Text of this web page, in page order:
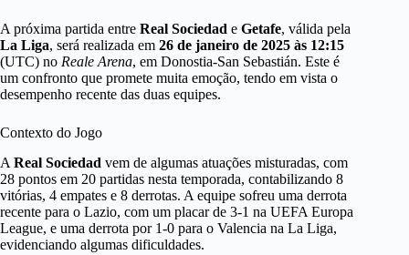
A próxima partida entre Real Sociedad e Getafe, válida pela
La Liga, será realizada em 26 de janeiro de 2025 às 12:15
(UTC) no Reale Arena, em Donostia-San Sebastián. Este é
um confronto que promete muita emoção, tendo em vista o
desempenho recente das duas equipes.
Contexto do Jogo
A Real Sociedad vem de algumas atuações misturadas, com
28 pontos em 20 partidas nesta temporada, contabilizando 8
vitórias, 4 empates e 8 derrotas. A equipe sofreu uma derrota
recente para o Lazio, com um placar de 3-1 na UEFA Europa
League, e uma derrota por 1-0 para o Valencia na La Liga,
evidenciando algumas dificuldades.